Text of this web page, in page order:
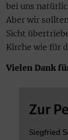
bei uns
Aber wir
Sicht
Kirche wie für
Vielen Dank
Zur
Siegfried